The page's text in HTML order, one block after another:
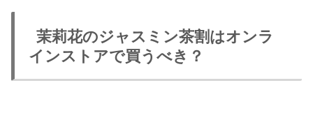
茉莉花のジャスミン茶割はオンラ
インストアで買うべき？